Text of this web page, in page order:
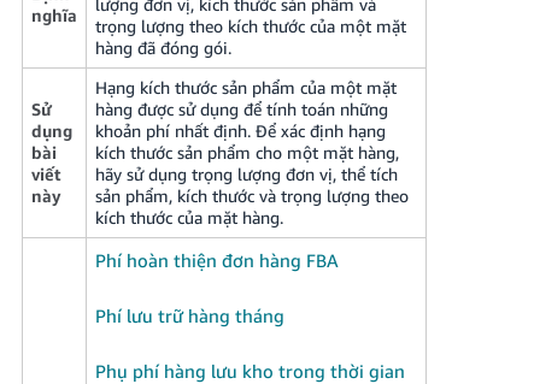
Việt
- IT
हिंदी
ไทย
- TH
தமிழ்
Tiếng
Sign
nghĩa
lượng đơn vị, kích thước sản phẩm và
trọng lượng theo kích thước của một mặt
hàng đã đóng gói.
Sử
dụng
bài
viết
này
Hạng kích thước sản phẩm của một mặt
hàng được sử dụng để tính toán những
khoản phí nhất định. Để xác định hạng
kích thước sản phẩm cho một mặt hàng,
hãy sử dụng trọng lượng đơn vị, thể tích
sản phẩm, kích thước và trọng lượng theo
kích thước của mặt hàng.
Phí hoàn thiện đơn hàng FBA
Phí lưu trữ hàng tháng
Phụ phí hàng lưu kho trong thời gian